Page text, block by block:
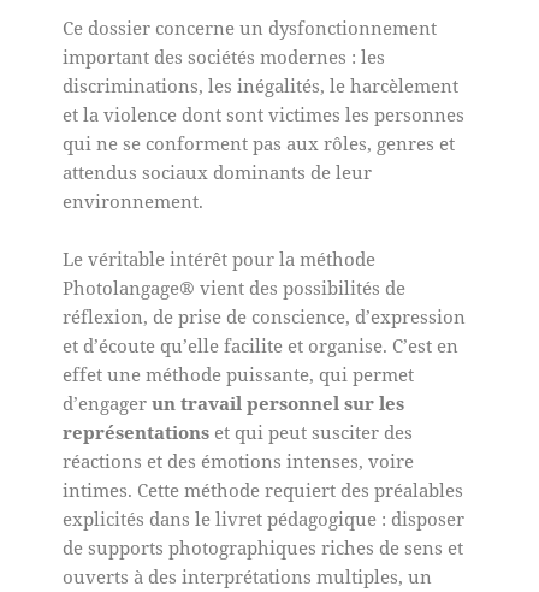
Ce dossier concerne un dysfonctionnement
important des sociétés modernes : les
discriminations, les inégalités, le harcèlement
et la violence dont sont victimes les personnes
qui ne se conforment pas aux rôles, genres et
attendus sociaux dominants de leur
environnement.
Le véritable intérêt pour la méthode
Photolangage® vient des possibilités de
réflexion, de prise de conscience, d’expression
et d’écoute qu’elle facilite et organise. C’est en
effet une méthode puissante, qui permet
d’engagerun travail personnel sur les
représentations et qui peut susciter des
réactions et des émotions intenses, voire
intimes. Cette méthode requiert des préalables
explicités dans le livret pédagogique : disposer
de supports photographiques riches de sens et
ouverts à des interprétations multiples, un